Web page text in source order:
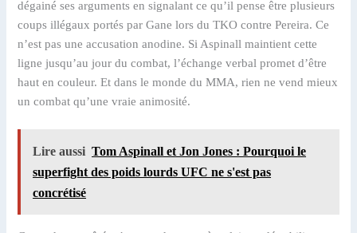
dégainé ses arguments en signalant ce qu’il pense être plusieurs
coups illégaux portés par Gane lors du TKO contre Pereira. Ce
n’est pas une accusation anodine. Si Aspinall maintient cette
ligne jusqu’au jour du combat, l’échange verbal promet d’être
haut en couleur. Et dans le monde du MMA, rien ne vend mieux
un combat qu’une vraie animosité.
Lire aussi Tom Aspinall et Jon Jones : Pourquoi le
superfight des poids lourds UFC ne s'est pas
concrétisé